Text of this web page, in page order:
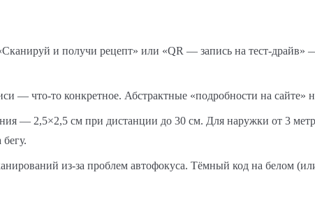
и получи рецепт» или «QR — запись на тест-драйв»
— что-то конкретное. Абстрактные «подробности на сайте»
— 2,5×2,5 см при дистанции до 30 см. Для наружки от 3
из-за проблем автофокуса. Тёмный код на белом